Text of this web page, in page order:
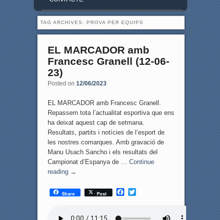
TAG ARCHIVES: PROVA PER EQUIPS
EL MARCADOR amb
Francesc Granell (12-06-
23)
Posted on 12/06/2023
EL MARCADOR amb Francesc Granell.
Repassem tota l’actualitat esportiva que ens
ha deixat aquest cap de setmana.
Resultats, partits i notícies de l’esport de
les nostres comarques. Amb gravació de
Manu Usach Sancho i els resultats del
Campionat d’Espanya de … Continue
reading →
Share Post
F
T